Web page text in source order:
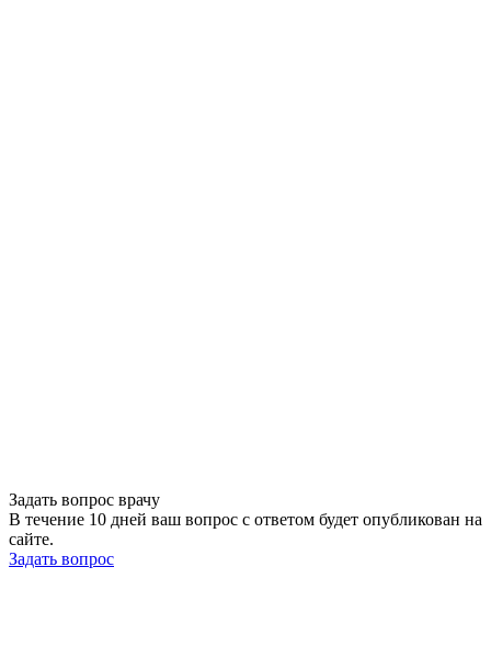
Задать вопрос врачу
В течение 10 дней ваш вопрос с ответом будет опубликован на
сайте.
Задать вопрос